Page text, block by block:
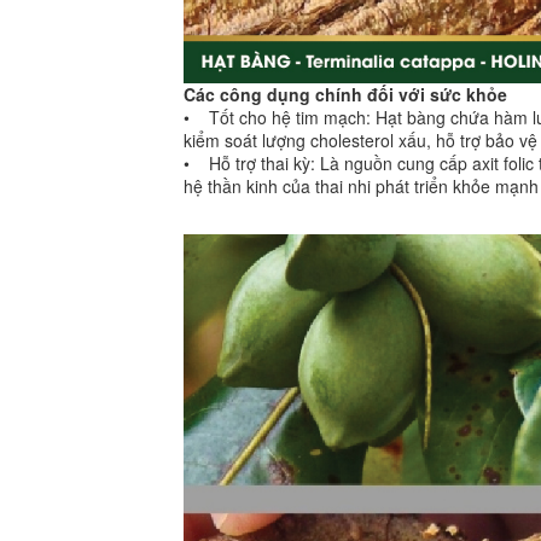
Các công dụng chính đối với sức khỏe
• Tốt cho hệ tim mạch: Hạt bàng chứa hàm
kiểm soát lượng cholesterol xấu, hỗ trợ bảo
• Hỗ trợ thai kỳ: Là nguồn cung cấp axit
hệ thần kinh của thai nhi phát triển khỏe